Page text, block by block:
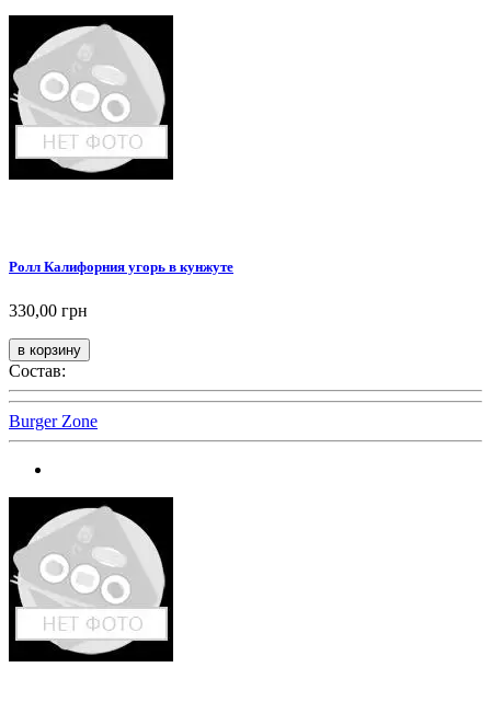
Ролл Калифорния угорь в кунжуте
330,00 грн
Состав:
Burger Zone